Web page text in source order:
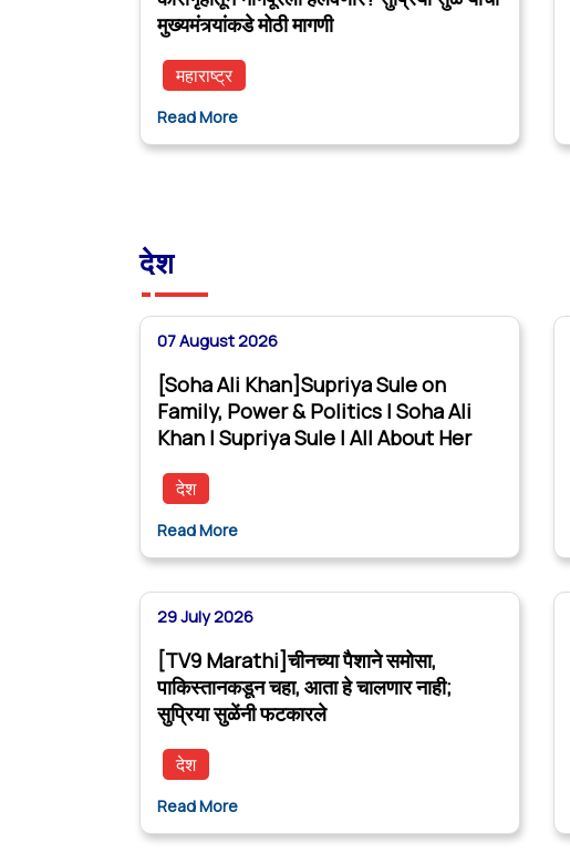
मुख्यमंत्र्यांकडे मोठी मागणी
महाराष्ट्र
Read More
देश
07 August 2026
[Soha Ali Khan]Supriya Sule on
Family, Power & Politics | Soha Ali
Khan | Supriya Sule | All About Her
देश
Read More
29 July 2026
[TV9 Marathi]चीनच्या पैशाने समोसा,
पाकिस्तानकडून चहा, आता हे चालणार नाही;
सुप्रिया सुळेंनी फटकारले
देश
Read More